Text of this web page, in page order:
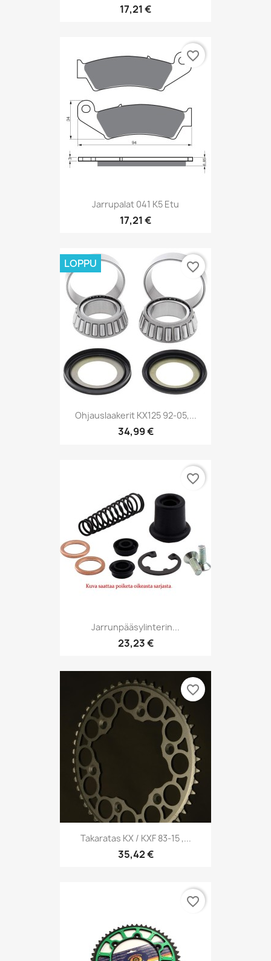
17,21 €
Jarrupalat 041 K5 Etu
17,21 €
favorite_border
Ohjauslaakerit KX125 92-05,...
34,99 €
LOPPU favorite_border
Jarrunpääsylinterin...
23,23 €
favorite_border
Takaratas KX / KXF 83-15 ,...
35,42 €
favorite_border
favorite_border